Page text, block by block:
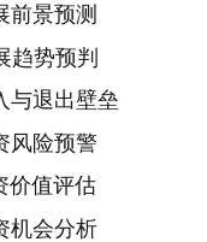
前景预测
趋势预判
与退出壁垒
风险预警
价值评估
机会分析